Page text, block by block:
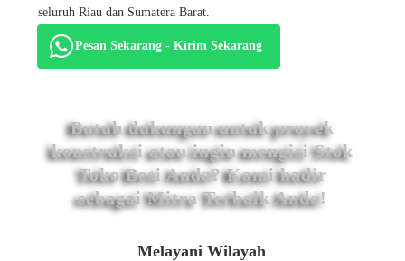
seluruh Riau dan Sumatera Barat.
Pesan Sekarang - Kirim Sekarang
Butuh dukungan untuk proyek
konstruksi atau ingin mengisi Stok
Toko Besi Anda? Kami hadir
sebagai Mitra Terbaik Anda!
Melayani Wilayah